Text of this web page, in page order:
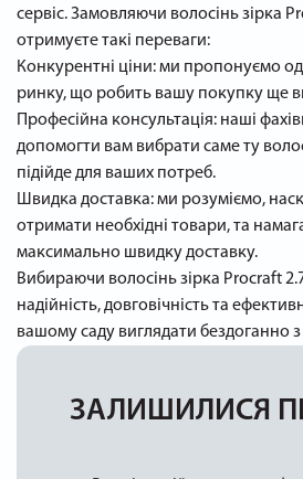
сервіс. Замовляючи волосінь зірка
отримуєте такі переваги:
Конкурентні ціни: ми пропонуємо
ринку, що робить вашу покупку ще
Професійна консультація: наші
допомогти вам вибрати саме ту
підійде для ваших потреб.
Швидка доставка: ми розуміємо,
отримати необхідні товари, та
максимально швидку доставку.
Вибираючи волосінь зірка Procraft
надійність, довговічність та
вашому саду виглядати бездоганно
ЗАЛИШИЛИСЯ